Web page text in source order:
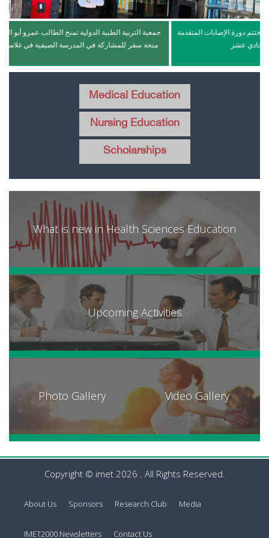
جمعية التربية الطبية
منحة سفر للمشاركة في
التربية الطبية الدولية تختتم دورة الإصابات المتقدمة
بالإصدار الحادي عشر
Medical Education
Nursing Education
Scholarships
What is new in Health Sciences Education
Upcoming Activities
Photo Gallery Video Gallery
Copyright © imet 2026 . All Rights Reserved.
About Us Sponsors Research Club Media
IMET2000 Newsletters Contact Us